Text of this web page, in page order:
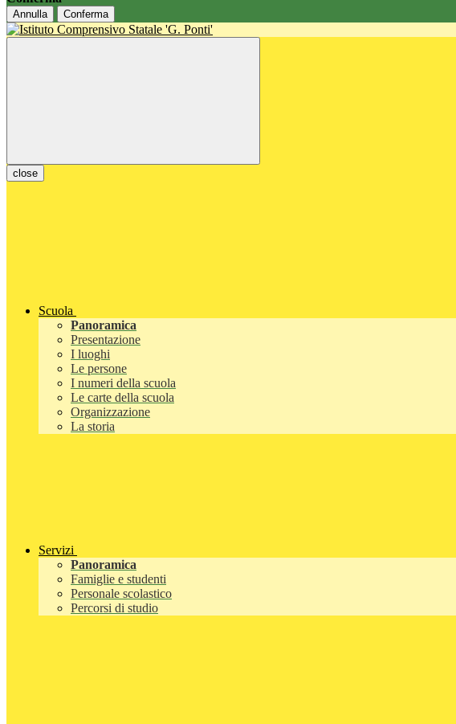
Annulla Conferma
close
Scuola
Panoramica
Presentazione
I luoghi
Le persone
I numeri della scuola
Le carte della scuola
Organizzazione
La storia
Servizi
Panoramica
Famiglie e studenti
Personale scolastico
Percorsi di studio